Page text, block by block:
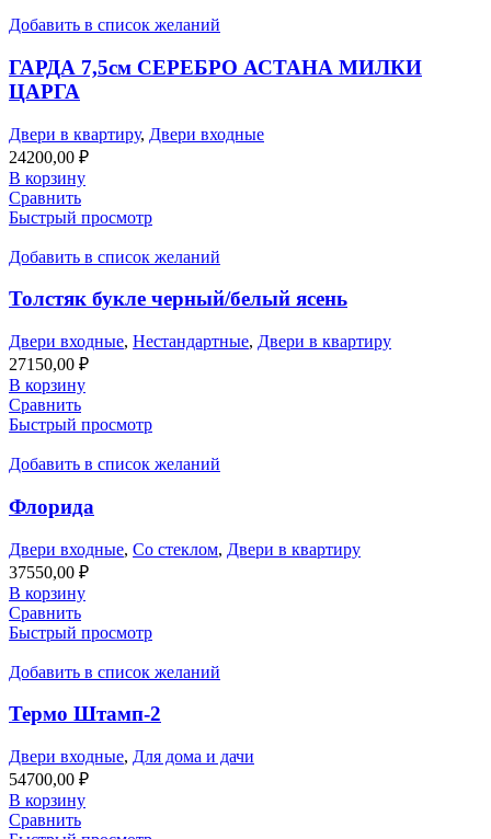
Добавить в список желаний
ГАРДА 7,5см СЕРЕБРО АСТАНА МИЛКИ
ЦАРГА
Двери в квартиру, Двери входные
24200,00 ₽
В корзину
Сравнить
Быстрый просмотр
Добавить в список желаний
Толстяк букле черный/белый ясень
Двери входные, Нестандартные, Двери в квартиру
27150,00 ₽
В корзину
Сравнить
Быстрый просмотр
Добавить в список желаний
Флорида
Двери входные, Со стеклом, Двери в квартиру
37550,00 ₽
В корзину
Сравнить
Быстрый просмотр
Добавить в список желаний
Термо Штамп-2
Двери входные, Для дома и дачи
54700,00 ₽
В корзину
Сравнить